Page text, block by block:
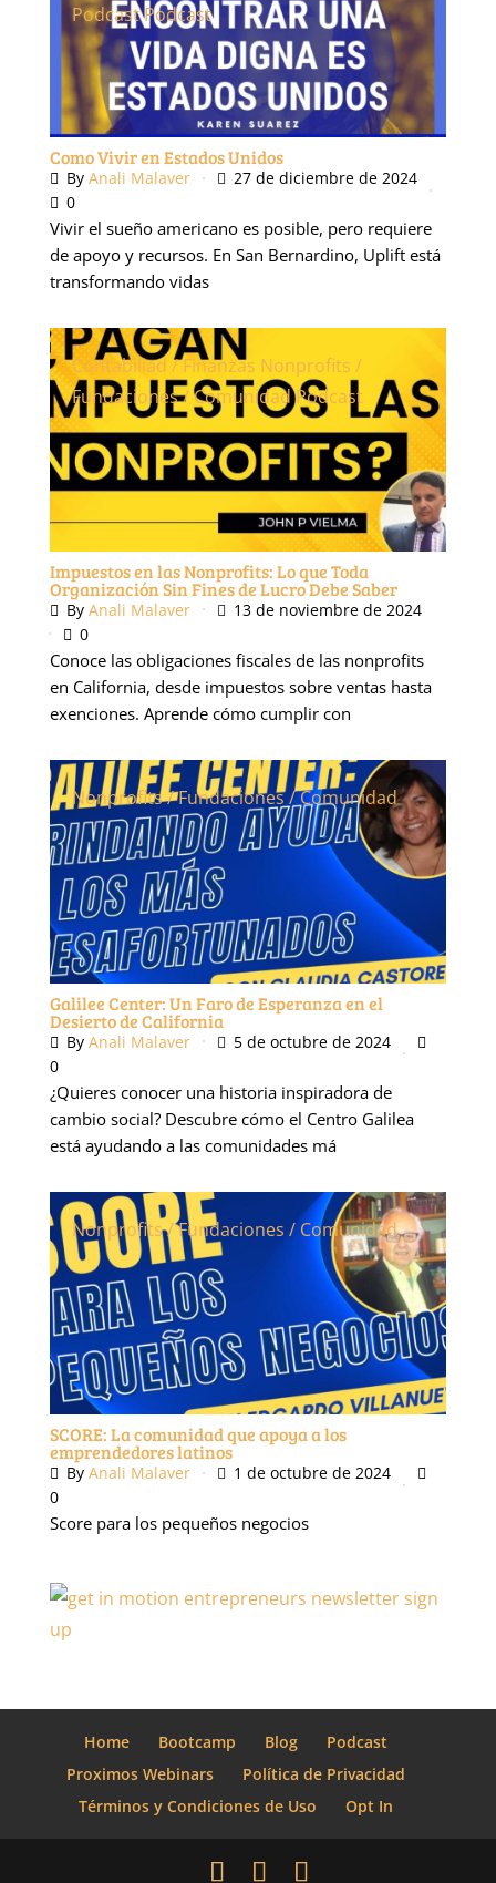
PodcastPodcast
Como Vivir en Estados Unidos
By Anali Malaver
27 de diciembre de 2024
0
Vivir el sueño americano es posible, pero requiere
de apoyo y recursos. En San Bernardino, Uplift está
transformando vidas
Contabiliad / Finanzas Nonprofits /
Fundaciones / Comunidad Podcast
Impuestos en las Nonprofits: Lo que Toda
Organización Sin Fines de Lucro Debe Saber
By Anali Malaver
13 de noviembre de 2024
0
Conoce las obligaciones fiscales de las nonprofits
en California, desde impuestos sobre ventas hasta
exenciones. Aprende cómo cumplir con
Nonprofits / Fundaciones / Comunidad
Galilee Center: Un Faro de Esperanza en el
Desierto de California
By Anali Malaver
5 de octubre de 2024
0
¿Quieres conocer una historia inspiradora de
cambio social? Descubre cómo el Centro Galilea
está ayudando a las comunidades má
Nonprofits / Fundaciones / Comunidad
SCORE: La comunidad que apoya a los
emprendedores latinos
By Anali Malaver
1 de octubre de 2024
0
Score para los pequeños negocios
Home Bootcamp Blog
Podcast
Proximos Webinars
Política de Privacidad
Términos y Condiciones de Uso
Opt In